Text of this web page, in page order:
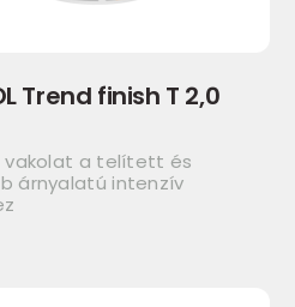
Trend finish T 2,0
vakolat a telített és
árnyalatú intenzív